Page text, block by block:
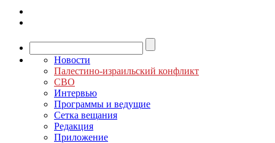
Новости
Палестино-израильский конфликт
СВО
Интервью
Программы и ведущие
Сетка вещания
Редакция
Приложение